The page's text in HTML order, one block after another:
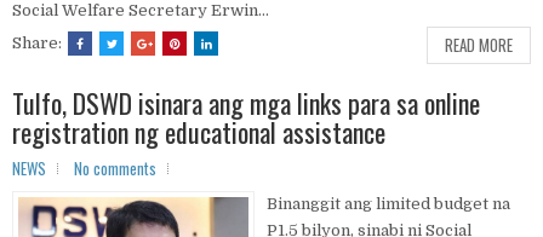
Social Welfare Secretary Erwin...
Share:
READ MORE
Tulfo, DSWD isinara ang mga links para sa online
registration ng educational assistance
NEWS No comments
Binanggit ang limited budget na
P1.5 bilyon, sinabi ni Social